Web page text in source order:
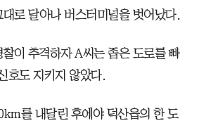
로 달아나 버스터미널을 벗어났다.
이 추격하자 A씨는 좁은 도로를 빠
호도 지키지 않았다.
를 내달린 후에야 덕산읍의 한 도